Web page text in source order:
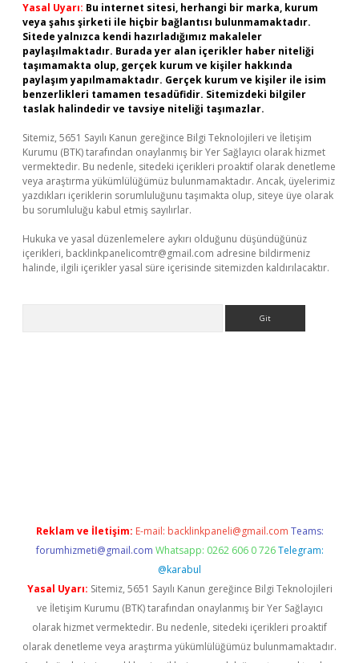
Yasal Uyarı: Bu internet sitesi, herhangi bir marka, kurum
veya şahıs şirketi ile hiçbir bağlantısı bulunmamaktadır.
Sitede yalnızca kendi hazırladığımız makaleler
paylaşılmaktadır. Burada yer alan içerikler haber niteliği
taşımamakta olup, gerçek kurum ve kişiler hakkında
paylaşım yapılmamaktadır. Gerçek kurum ve kişiler ile isim
benzerlikleri tamamen tesadüfidir. Sitemizdeki bilgiler
taslak halindedir ve tavsiye niteliği taşımazlar.
Sitemiz, 5651 Sayılı Kanun gereğince Bilgi Teknolojileri ve İletişim
Kurumu (BTK) tarafından onaylanmış bir Yer Sağlayıcı olarak hizmet
vermektedir. Bu nedenle, sitedeki içerikleri proaktif olarak denetleme
veya araştırma yükümlülüğümüz bulunmamaktadır. Ancak, üyelerimiz
yazdıkları içeriklerin sorumluluğunu taşımakta olup, siteye üye olarak
bu sorumluluğu kabul etmiş sayılırlar.
Hukuka ve yasal düzenlemelere aykırı olduğunu düşündüğünüz
içerikleri, backlinkpanelicomtr@gmail.com adresine bildirmeniz
halinde, ilgili içerikler yasal süre içerisinde sitemizden kaldırılacaktır.
Reklam ve İletişim: E-mail: backlinkpaneli@gmail.com Teams:
forumhizmeti@gmail.com Whatsapp: 0262 606 0 726 Telegram:
@karabul
Yasal Uyarı: Sitemiz, 5651 Sayılı Kanun gereğince Bilgi Teknolojileri
ve İletişim Kurumu (BTK) tarafından onaylanmış bir Yer Sağlayıcı
olarak hizmet vermektedir. Bu nedenle, sitedeki içerikleri proaktif
olarak denetleme veya araştırma yükümlülüğümüz bulunmamaktadır.